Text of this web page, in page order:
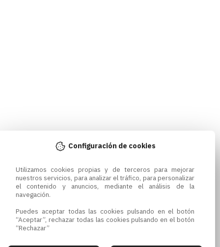
Configuración de cookies
Utilizamos cookies propias y de terceros para mejorar
nuestros servicios, para analizar el tráfico, para personalizar
el contenido y anuncios, mediante el análisis de la
navegación.
Puedes aceptar todas las cookies pulsando en el botón
“Aceptar”, rechazar todas las cookies pulsando en el botón
“Rechazar”